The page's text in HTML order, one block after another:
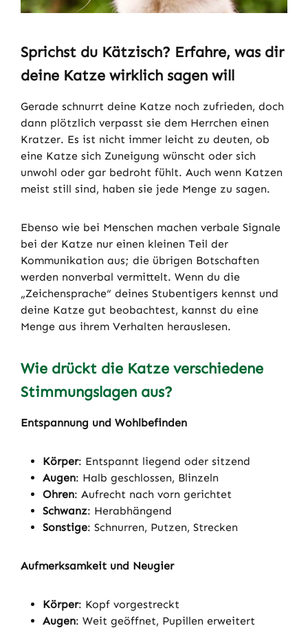
Sprichst du Kätzisch? Erfahre, was dir
deine Katze wirklich sagen will
Gerade schnurrt deine Katze noch zufrieden, doch
dann plötzlich verpasst sie dem Herrchen einen
Kratzer. Es ist nicht immer leicht zu deuten, ob
eine Katze sich Zuneigung wünscht oder sich
unwohl oder gar bedroht fühlt. Auch wenn Katzen
meist still sind, haben sie jede Menge zu sagen.
Ebenso wie bei Menschen machen verbale Signale
bei der Katze nur einen kleinen Teil der
Kommunikation aus; die übrigen Botschaften
werden nonverbal vermittelt. Wenn du die
„Zeichensprache“ deines Stubentigers kennst und
deine Katze gut beobachtest, kannst du eine
Menge aus ihrem Verhalten herauslesen.
Wie drückt die Katze verschiedene
Stimmungslagen aus?
Entspannung und Wohlbefinden
Körper: Entspannt liegend oder sitzend
Augen: Halb geschlossen, Blinzeln
Ohren: Aufrecht nach vorn gerichtet
Schwanz: Herabhängend
Sonstige: Schnurren, Putzen, Strecken
Aufmerksamkeit und Neugier
Körper: Kopf vorgestreckt
Augen: Weit geöffnet, Pupillen erweitert